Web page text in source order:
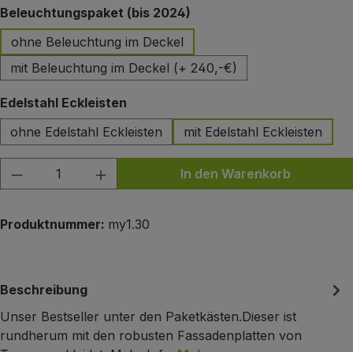
Beleuchtungspaket (bis 2024)
ohne Beleuchtung im Deckel
mit Beleuchtung im Deckel (+ 240,-€)
Edelstahl Eckleisten
ohne Edelstahl Eckleisten
mit Edelstahl Eckleisten
Produkt Anzahl: Gib den gewünschten
In den Warenkorb
Produktnummer: my1.30
Beschreibung
Unser Bestseller unter den Paketkästen.Dieser ist
rundherum mit den robusten Fassadenplatten von